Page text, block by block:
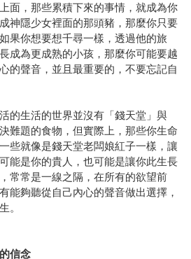
面，那些累積下來的事情，就成為你
神隱少女裡面的那頭豬，那麼你只要
果你想要想千尋一樣，透過他的旅
成為更成熟的小孩，那麼你可能要越
的聲音，並且最重要的，不要忘記自
的生活的世界並沒有「錢天堂」與
難題的食物，但實際上，那些你生命
些就像是錢天堂老闆娘紅子一樣，讓
能是你的貴人，也可能是讓你此生長
常常是一線之隔，在所有的欲望前
能夠聽從自己內心的聲音做出選擇，
。
信念